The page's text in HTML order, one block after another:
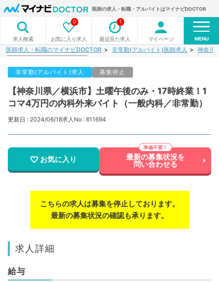
医師の求人・転職・アルバイトはマイナビDOCTOR
求人検索 お気に入り求人
0
最近見た求人
1
マイページ MENU
医師求人・転職のマイナビDOCTOR 非常勤(アルバイト)医師求人 神奈川
非常勤(アルバイト)求人 募集停止
【神奈川県／横浜市】土曜午後のみ・17時終業！1
コマ4万円の内科外来バイト（一般内科／非常勤）
更新日 : 2024/06/18求人No : 611694
お気に入り 最新の募集状況を
問い合わせる
こちらの求人は募集を停止しております。
最新の募集状況の確認も承ります。
求人詳細
給与